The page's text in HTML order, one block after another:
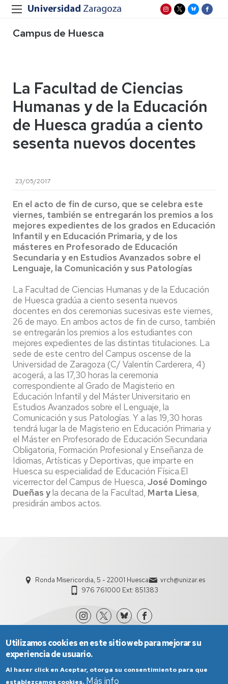
Campus de Huesca
La Facultad de Ciencias
Humanas y de la Educación
de Huesca gradúa a ciento
sesenta nuevos docentes
23/05/2017
En el acto de fin de curso, que se celebra este
viernes, también se entregarán los premios a los
mejores expedientes de los grados en Educación
Infantil y en Educación Primaria, y de los
másteres en Profesorado de Educación
Secundaria y en Estudios Avanzados sobre el
Lenguaje, la Comunicación y sus Patologías
La Facultad de Ciencias Humanas y de la Educación
de Huesca gradúa a ciento sesenta nuevos
docentes en dos ceremonias sucesivas este viernes,
26 de mayo. En ambos actos de fin de curso, también
se entregarán los premios a los estudiantes con
mejores expedientes de las distintas titulaciones. La
sede de este centro del Campus oscense de la
Universidad de Zaragoza (C/ Valentín Carderera, 4)
acogerá, a las 17,30 horas la ceremonia
correspondiente al Grado de Magisterio en
Educación Infantil y del Máster Universitario en
Estudios Avanzados sobre el Lenguaje, la
Comunicación y sus Patologías. Y a las 19,30 horas
tendrá lugar la de Magisterio en Educación Primaria y
el Máster en Profesorado de Educación Secundaria
Obligatoria, Formación Profesional y Enseñanza de
Idiomas, Artísticas y Deportivas, que imparte en
Huesca su especialidad de Educación Física.El
vicerrector del Campus de Huesca, José Domingo
Dueñas yla decana de la Facultad, Marta Liesa,
presidirán ambos actos.
Ronda Misericordia, 5 - 22001 Huesca
vrch@unizar.es
976 761000 Ext: 851383
Utilizamos cookies en este sitio web para mejorar su
experiencia de usuario.
Al hacer click en Aceptar, otorga su consentimiento para que
establezcamos cookies. Más info